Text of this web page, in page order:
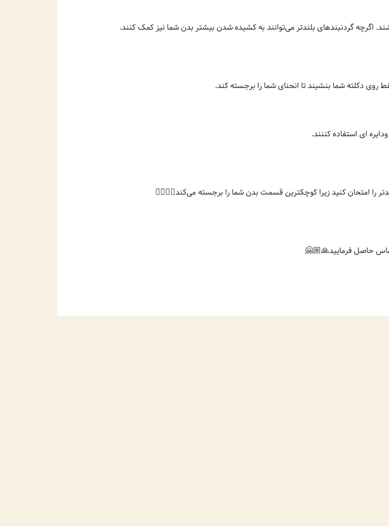
اگرچه گردنبندهای بلندتر می‌توانند به کشیده شدن بیشتر بدن شما نیز کمک کنند.
دکلته شما بنشیند تا انحنای شما را برجسته کند.
ای استفاده کننند.
را امتحان کنید زیرا کوچکترین قسمت بدن شما را برجسته می‌کند👌🏻🤗✨️
حاصل فرمایید🙏🏼🤗